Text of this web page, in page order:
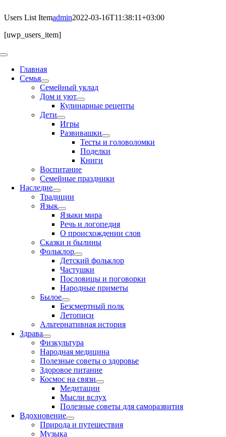
to
Users List Itemadmin2022-03-16T11:38:11+03:00
[uwp_users_item]
Toggle
NavigationГлавная
Семья
Семейный уклад
Дом и уют
Кулинарные рецепты
Дети
Игры
Развивашки
Тесты и головоломки
Поделки
Книги
Воспитание
Семейные праздники
Наследие
Традиции
Язык
Языки мира
Речь и логопедия
О происхождении слов
Сказки и былины
Фольклор
Детский фольклор
Частушки
Пословицы и поговорки
Народные приметы
Былое
Безсмертный полк
Летописи
Альтернативная история
Здрава
Физкультура
Народная медицина
Полезные советы о здоровье
Здоровое питание
Космос на связи
Медитации
Мысли вслух
Полезные советы для саморазвития
Вдохновение
Природа и путешествия
Музыка